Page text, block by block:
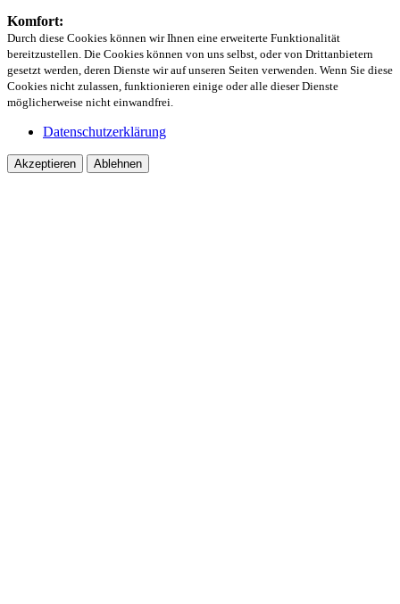
Komfort:
Durch diese Cookies können wir Ihnen eine erweiterte Funktionalität
bereitzustellen. Die Cookies können von uns selbst, oder von Drittanbietern
gesetzt werden, deren Dienste wir auf unseren Seiten verwenden. Wenn Sie diese
Cookies nicht zulassen, funktionieren einige oder alle dieser Dienste
möglicherweise nicht einwandfrei.
Datenschutzerklärung
Akzeptieren Ablehnen